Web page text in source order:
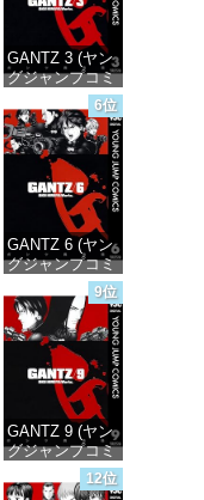
GANTZ 3 (ヤン
グジャンプコミ
ックスDIGITAL)
価格：¥100
6位
GANTZ 6 (ヤン
グジャンプコミ
ックスDIGITAL)
価格：¥100
9位
GANTZ 9 (ヤン
グジャンプコミ
ックスDIGITAL)
12位